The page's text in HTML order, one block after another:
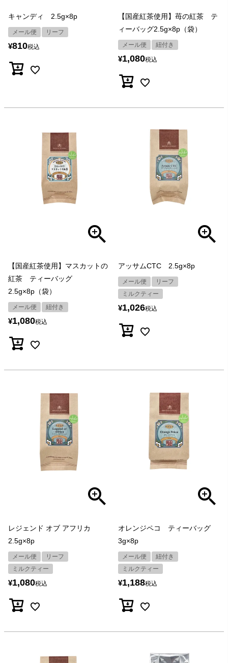
キャンディ 2.5g×8p
メール便 リーフ
¥810税込
【国産紅茶使用】苺の紅茶 テ
ィーバッグ2.5g×8p（袋）
メール便 紐付き
¥1,080税込
【国産紅茶使用】マスカットの
紅茶 ティーバッグ
2.5g×8p（袋）
メール便 紐付き
¥1,080税込
アッサムCTC 2.5g×8p
メール便
リーフ
ミルクティー
¥1,026税込
レジェンド オブ アフリカ
2.5g×8p
メール便
リーフ
ミルクティー
¥1,080税込
オレンジペコ ティーバッグ
3g×8p
メール便
紐付き
ミルクティー
¥1,188税込